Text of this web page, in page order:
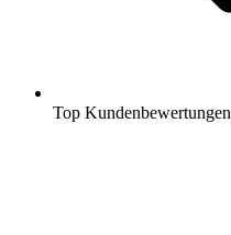
Top Kundenbewertungen